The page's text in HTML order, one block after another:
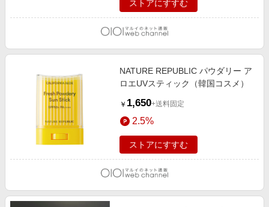
ストアにすすむ
NATURE REPUBLIC パウダリー ア
ロエUVスティック（韓国コスメ）
￥ 1,650+送料固定
2.5%
ストアにすすむ